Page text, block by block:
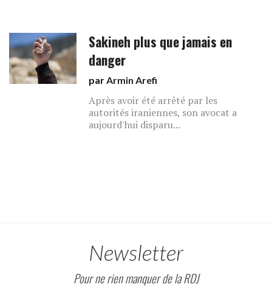
Sakineh plus que jamais en
danger
parArmin Arefi
Après avoir été arrêté par les
autorités iraniennes, son avocat a
aujourd'hui disparu...
Newsletter
Pour ne rien manquer de la RDJ